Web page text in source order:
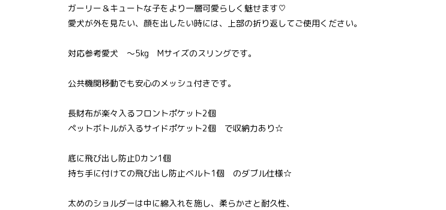
ガーリー＆キュートな子をより一層可愛らしく魅せます♡
愛犬が外を見たい、顔を出したい時には、上部の折り返してご使用ください。
対応参考愛犬 ～5kg Mサイズのスリングです。
公共機関移動でも安心のメッシュ付きです。
長財布が楽々入るフロントポケット2個
ペットボトルが入るサイドポケット2個 で収納力あり☆
底に飛び出し防止Dカン1個
持ち手に付けての飛び出し防止ベルト1個 のダブル仕様☆
太めのショルダーは中に綿入れを施し、柔らかさと耐久性、